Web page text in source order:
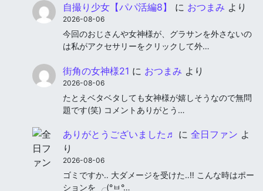
自撮り少女【パパ活編8】 に おつまみ より
2026-08-06
今回のおじさんや女神様が、グラサンを外さないの
は私がアクセサリーをクリックして外…
街角の女神様21 に おつまみ より
2026-08-06
たとえベタベタしても女神様が嬉しそうなので無問
題です(笑) コメントありがとう…
ありがとうございました♬ に 全日ファン よ
り
2026-08-06
ゴミですか‥ 大ダメージを受けた‥‼︎ こんな時はポー
ションを ╭(°ㅂ°…